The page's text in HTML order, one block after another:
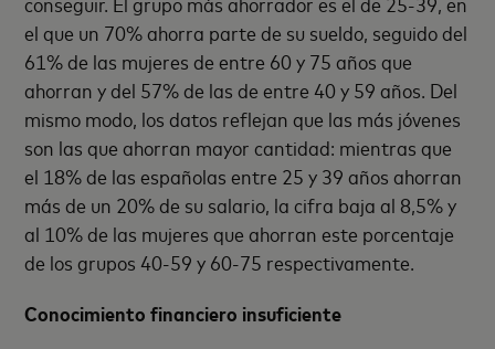
el que un 70% ahorra parte de su sueldo, seguido del
61% de las mujeres de entre 60 y 75 años que
ahorran y del 57% de las de entre 40 y 59 años. Del
mismo modo, los datos reflejan que las más jóvenes
son las que ahorran mayor cantidad: mientras que
el 18% de las españolas entre 25 y 39 años ahorran
más de un 20% de su salario, la cifra baja al 8,5% y
al 10% de las mujeres que ahorran este porcentaje
de los grupos 40-59 y 60-75 respectivamente.
Conocimiento financiero insuficiente